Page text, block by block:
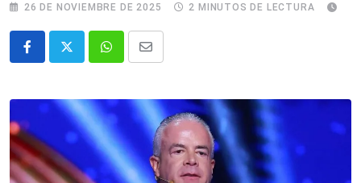
26 DE NOVIEMBRE DE 2025 2 MINUTOS DE LECTURA
WhatsappComparte
email